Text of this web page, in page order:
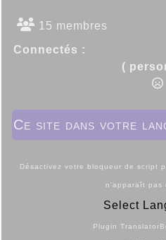
15 membres
Connectés :
(
Ce site dans votre
Désactivez votre bloqueur de script
n'apparaît pas
Select
Plugin